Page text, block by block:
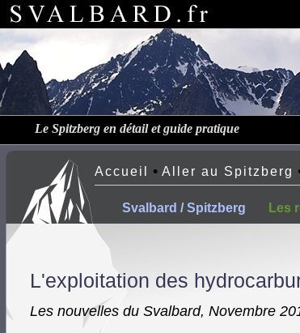
Le Spitzberg en détail et guide pratique
Accueil • Aller au Spitzberg
Svalbard / Spitzberg Les
L'exploitation des
Les nouvelles du Svalbard, Novembre